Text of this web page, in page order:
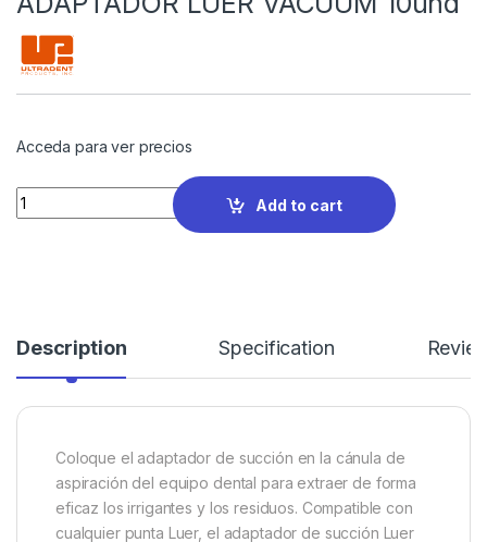
Acceda para ver precios
Quantity
Add to cart
Description Specification
Coloque el adaptador de succión en la cánula de
aspiración del equipo dental para extraer de forma
eficaz los irrigantes y los residuos. Compatible con
cualquier punta Luer, el adaptador de succión Luer